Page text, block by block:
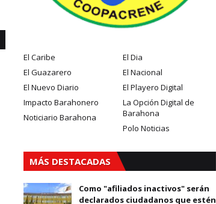
El Caribe
El Dia
El Guazarero
El Nacional
El Nuevo Diario
El Playero Digital
Impacto Barahonero
La Opción Digital de
Barahona
Noticiario Barahona
Polo Noticias
MÁS DESTACADAS
Como "afiliados inactivos" serán
declarados ciudadanos que estén